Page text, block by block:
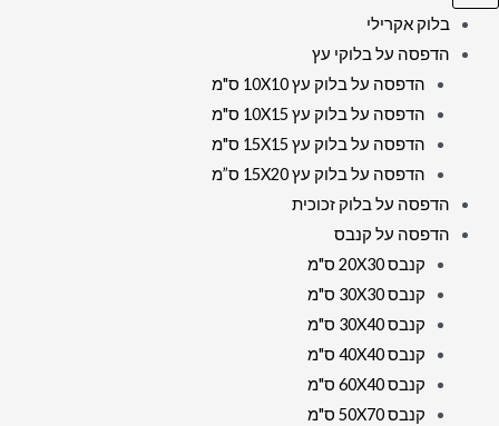
בלוק אקרילי
הדפסה על בלוקי עץ
הדפסה על בלוק עץ 10X10 ס"מ
הדפסה על בלוק עץ 10X15 ס"מ
הדפסה על בלוק עץ 15X15 ס"מ
הדפסה על בלוק עץ 15X20 ס”מ
הדפסה על בלוק זכוכית
הדפסה על קנבס
קנבס 20X30 ס"מ
קנבס 30X30 ס"מ
קנבס 30X40 ס"מ
קנבס 40X40 ס"מ
קנבס 60X40 ס"מ
קנבס 50X70 ס"מ
קנבס
או
זכוכית